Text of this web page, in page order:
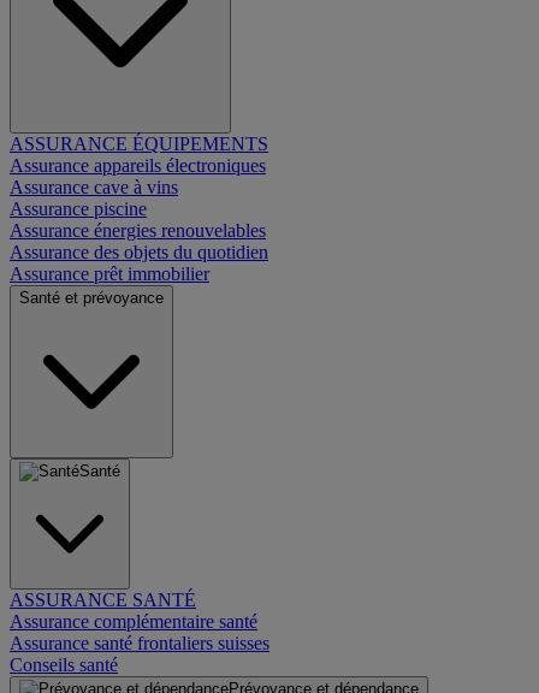
ASSURANCE ÉQUIPEMENTS
Assurance appareils électroniques
Assurance cave à vins
Assurance piscine
Assurance énergies renouvelables
Assurance des objets du quotidien
Assurance prêt immobilier
Santé et prévoyance
Santé
ASSURANCE SANTÉ
Assurance complémentaire santé
Assurance santé frontaliers suisses
Conseils santé
Prévoyance et dépendance